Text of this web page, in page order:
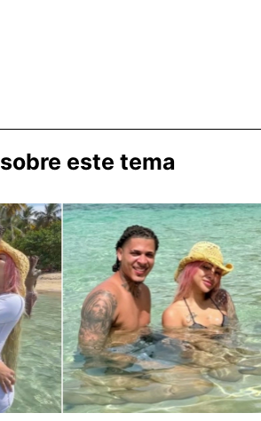
este tema